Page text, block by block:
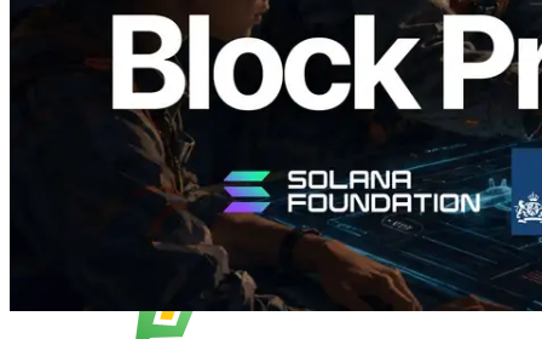
Lesen Sie diesen Artikel